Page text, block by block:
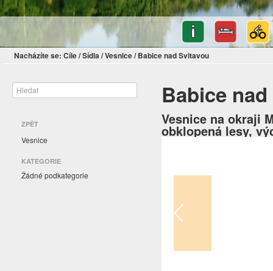
Nacházíte se: Cíle/Sídla/Vesnice/ Babice nad Svitavou
ZPĚT
Vesnice
KATEGORIE
Žádné podkategorie
Babice
Vesnice na okraji
obklopená lesy,